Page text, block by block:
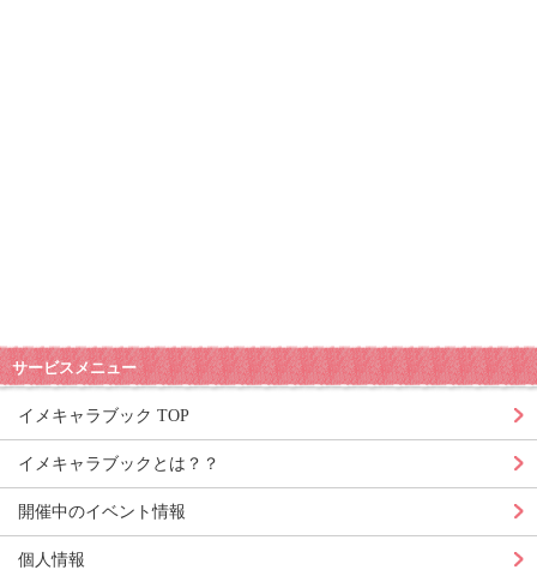
サービスメニュー
イメキャラブック TOP
イメキャラブックとは？？
開催中のイベント情報
個人情報